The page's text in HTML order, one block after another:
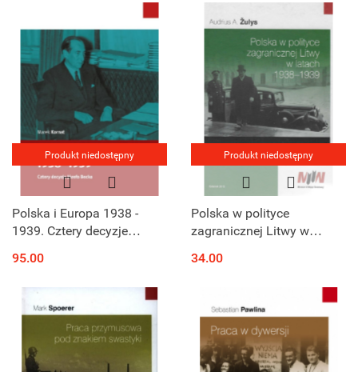
Produkt niedostępny
Polska i Europa 1938 -
1939. Cztery decyzje
95.00
Produkt niedostępny
Polska w polityce
zagranicznej Litwy w
34.00